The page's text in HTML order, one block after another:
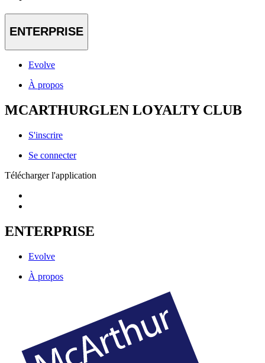
ENTERPRISE
Evolve
À propos
MCARTHURGLEN LOYALTY CLUB
S'inscrire
Se connecter
Télécharger l'application
ENTERPRISE
Evolve
À propos